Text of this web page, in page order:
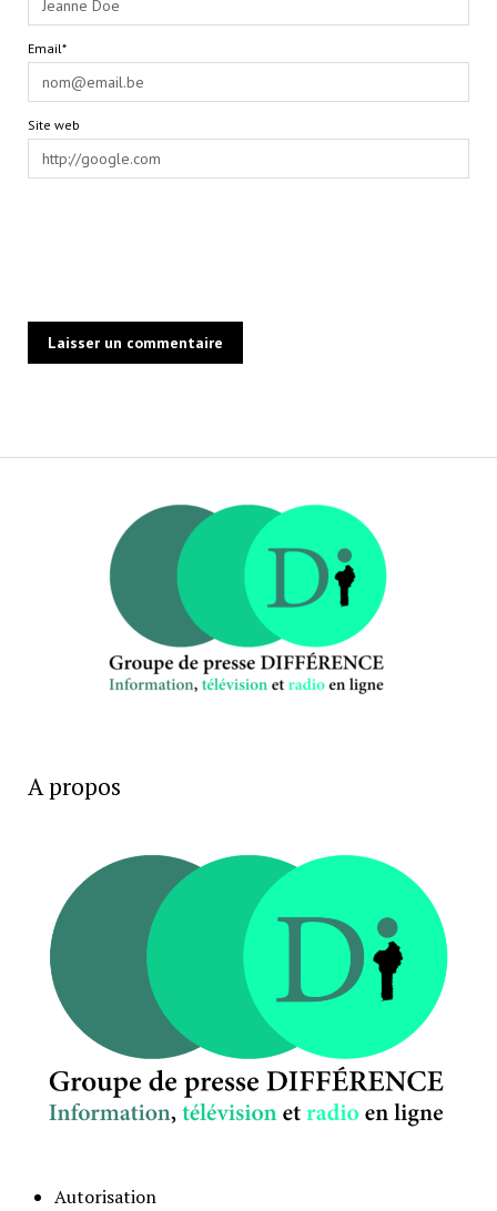
Email*
Site web
A propos
Autorisation